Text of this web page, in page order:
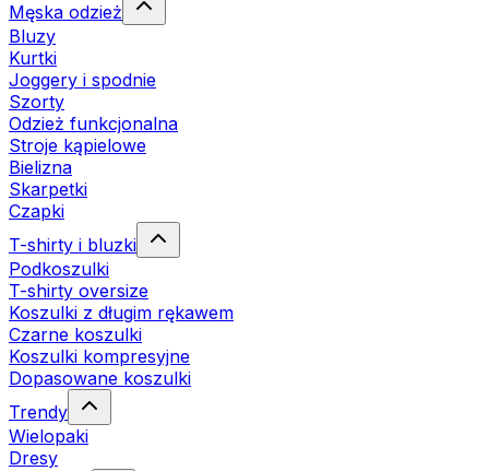
Męska odzież
Bluzy
Kurtki
Joggery i spodnie
Szorty
Odzież funkcjonalna
Stroje kąpielowe
Bielizna
Skarpetki
Czapki
T-shirty i bluzki
Podkoszulki
T-shirty oversize
Koszulki z długim rękawem
Czarne koszulki
Koszulki kompresyjne
Dopasowane koszulki
Trendy
Wielopaki
Dresy